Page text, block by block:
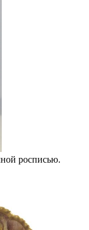
росписью.